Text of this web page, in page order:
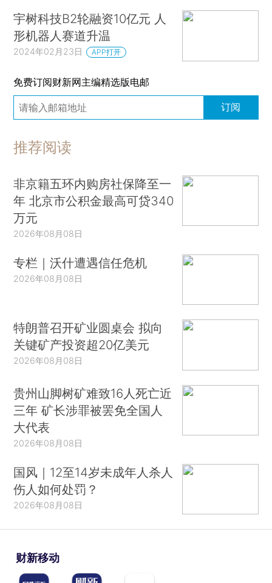
宇树科技B2轮融资10亿元 人
形机器人赛道升温
2024年02月23日 APP打开
免费订阅财新网主编精选版电邮
订阅
推荐阅读
非京籍五环内购房社保降至一
年 北京市公积金最高可贷340
万元
2026年08月08日
专栏｜沃什遭遇信任危机
2026年08月08日
特朗普召开矿业圆桌会 拟向
关键矿产投资超20亿美元
2026年08月08日
贵州山脚树矿难致16人死亡近
三年 矿长涉罪被罢免全国人
大代表
2026年08月08日
国风｜12至14岁未成年人杀人
伤人如何处罚？
2026年08月08日
财新移动